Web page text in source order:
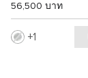
56,500 บาท
1